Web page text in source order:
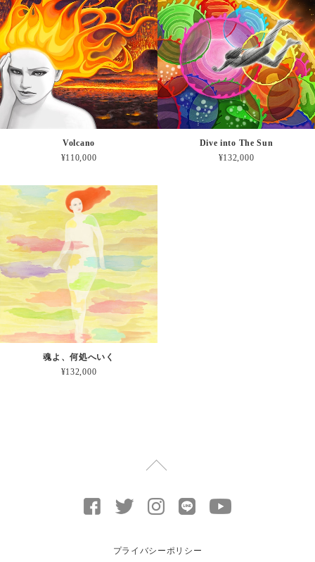
Volcano
¥110,000
Dive into The Sun
¥132,000
魂よ、何処へいく
¥132,000
プライバシーポリシー